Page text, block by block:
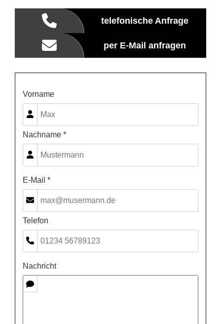
telefonische Anfrage
per E-Mail anfragen
Vorname
Nachname *
E-Mail *
Telefon
Nachricht